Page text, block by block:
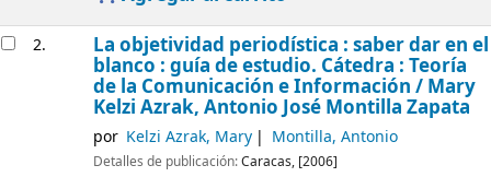
2. La objetividad periodística : saber dar en el
blanco : guía de estudio. Cátedra : Teoría
de la Comunicación e Información / Mary
Kelzi Azrak, Antonio José Montilla Zapata
por Kelzi Azrak, Mary Montilla, Antonio
Detalles de publicación:Caracas, [2006]